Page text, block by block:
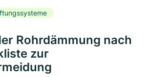
Rohrdämmung nach
zur